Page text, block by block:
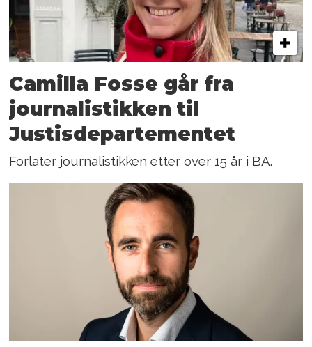
Camilla Fosse går fra
journalistikken til
Justisdepartementet
Forlater journalistikken etter over 15 år i BA.